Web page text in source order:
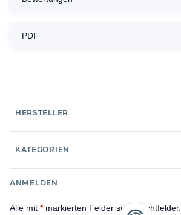
PDF
HERSTELLER
KATEGORIEN
ANMELDEN
Alle mit * markierten Felder sind Pflichtfelder.